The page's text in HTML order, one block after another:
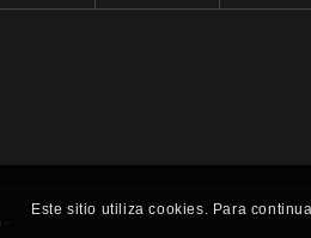
-
Este sitio utiliza cookies. Para